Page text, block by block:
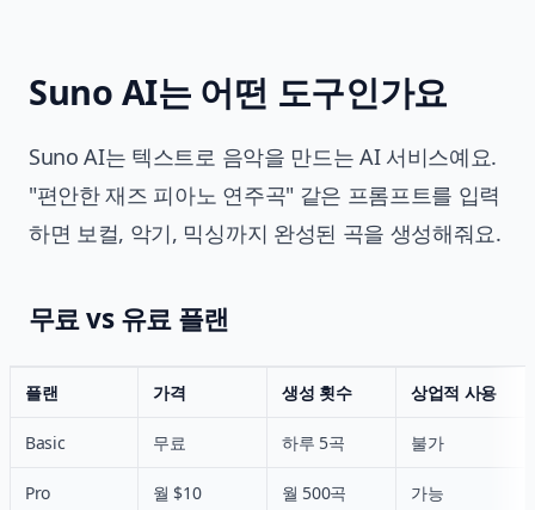
Suno AI는 어떤 도구인가요
Suno AI는 텍스트로 음악을 만드는 AI 서비스예요.
"편안한 재즈 피아노 연주곡" 같은 프롬프트를 입력
하면 보컬, 악기, 믹싱까지 완성된 곡을 생성해줘요.
무료 vs 유료 플랜
플랜 가격 생성 횟수 상업적 사용
Basic 무료 하루 5곡 불가
Pro 월 $10 월 500곡 가능